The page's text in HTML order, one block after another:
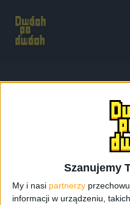
Szanujemy
My i nasi partnerzy
informacji w urządzeniu,
RTX